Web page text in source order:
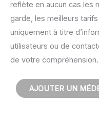
reflète en aucun cas les
garde, les meilleurs
uniquement à titre
utilisateurs ou de
de votre compréhension.
AJOUTER UN